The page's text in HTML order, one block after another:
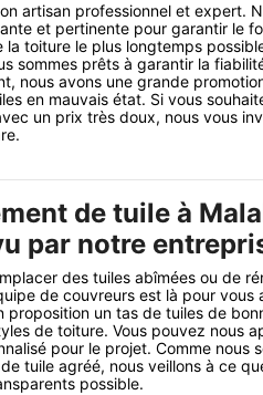
artisan professionnel et expert.
et pertinente pour garantir le
toiture le plus longtemps
sommes prêts à garantir la
nous avons une grande
en mauvais état. Si vous
un prix très doux, nous vous
de tuile à
par notre
des tuiles abîmées ou de
de couvreurs est là pour vous
proposition un tas de tuiles de
de toiture. Vous pouvez nous
pour le projet. Comme nous
tuile agréé, nous veillons à ce
possible.